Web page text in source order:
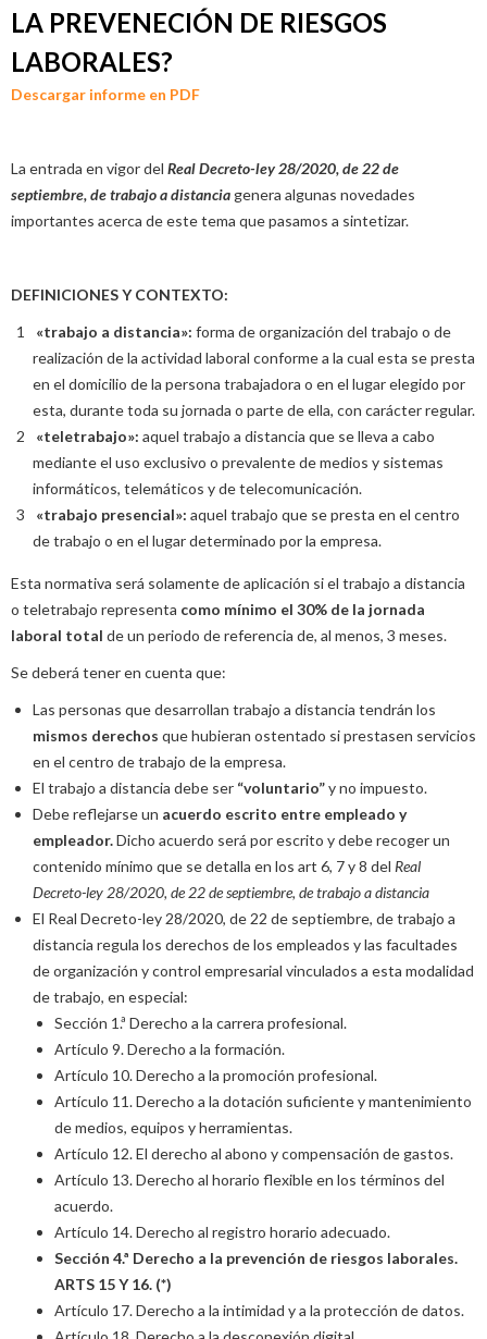
LA PREVENECIÓN DE RIESGOS
LABORALES?
Descargar informe en PDF
La entrada en vigor del Real Decreto-ley 28/2020, de 22 de
septiembre, de trabajo a distancia genera algunas novedades
importantes acerca de este tema que pasamos a sintetizar.
DEFINICIONES Y CONTEXTO:
«trabajo a distancia»: forma de organización del trabajo o de
realización de la actividad laboral conforme a la cual esta se presta
en el domicilio de la persona trabajadora o en el lugar elegido por
esta, durante toda su jornada o parte de ella, con carácter regular.
«teletrabajo»: aquel trabajo a distancia que se lleva a cabo
mediante el uso exclusivo o prevalente de medios y sistemas
informáticos, telemáticos y de telecomunicación.
«trabajo presencial»: aquel trabajo que se presta en el centro
de trabajo o en el lugar determinado por la empresa.
Esta normativa será solamente de aplicación si el trabajo a distancia
o teletrabajo representa como mínimo el 30% de la jornada
laboral total de un periodo de referencia de, al menos, 3 meses.
Se deberá tener en cuenta que:
Las personas que desarrollan trabajo a distancia tendrán los
mismos derechos que hubieran ostentado si prestasen servicios
en el centro de trabajo de la empresa.
El trabajo a distancia debe ser “voluntario”y no impuesto.
Debe reflejarse un acuerdo escrito entre empleado y
empleador.Dicho acuerdo será por escrito y debe recoger un
contenido mínimo que se detalla en los art 6, 7 y 8 del Real
Decreto-ley 28/2020, de 22 de septiembre, de trabajo a distancia
El Real Decreto-ley 28/2020, de 22 de septiembre, de trabajo a
distancia regula los derechos de los empleados y las facultades
de organización y control empresarial vinculados a esta modalidad
de trabajo, en especial:
Sección 1.ª Derecho a la carrera profesional.
Artículo 9. Derecho a la formación.
Artículo 10. Derecho a la promoción profesional.
Artículo 11. Derecho a la dotación suficiente y mantenimiento
de medios, equipos y herramientas.
Artículo 12. El derecho al abono y compensación de gastos.
Artículo 13. Derecho al horario flexible en los términos del
acuerdo.
Artículo 14. Derecho al registro horario adecuado.
Sección 4.ª Derecho a la prevención de riesgos laborales.
ARTS 15 Y 16. (*)
Artículo 17. Derecho a la intimidad y a la protección de datos.